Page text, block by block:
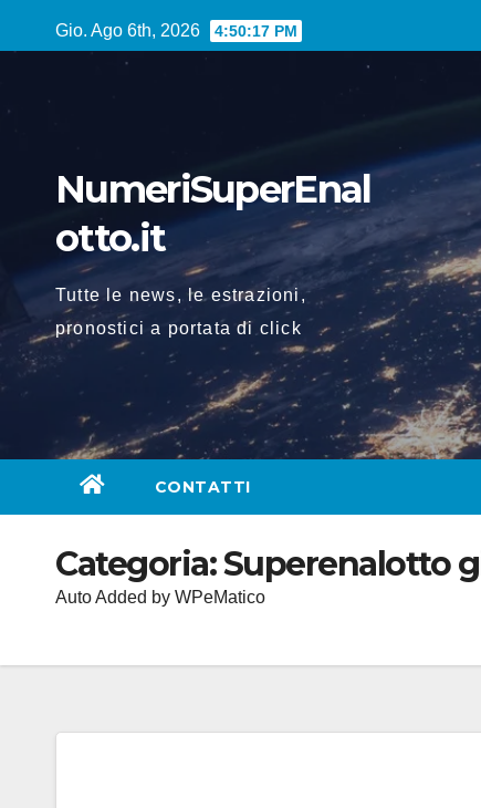
al
Gio. Ago 6th, 2026 4:50:18 PM
NumeriSuperEnal
otto.it
Tutte le news, le estrazioni,
pronostici a portata di click
CONTATTI
Categoria:Superenalotto
Auto Added by WPeMatico